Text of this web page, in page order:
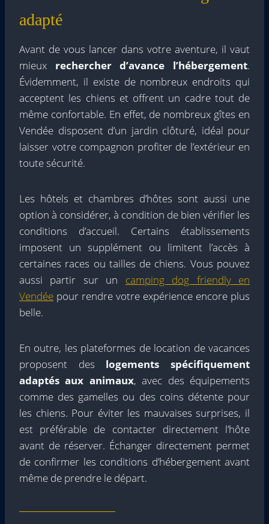
adapté
Avant de vous lancer dans votre aventure, il vaut
mieux rechercher d’avance l’hébergement.
Évidemment, il existe de nombreux endroits qui
acceptent les chiens et offrent un cadre tout de
même confortable. En effet, de nombreux gîtes en
Vendée disposent d’un jardin clôturé, idéal pour
laisser votre compagnon profiter de l’extérieur en
toute sécurité.
Les hôtels et chambres d’hôtes sont aussi une
option à considérer, à condition de bien vérifier les
conditions d’accueil. Certains établissements
imposent un supplément ou limitent l’accès à
certaines races ou tailles de chiens. Vous pouvez
aussi partir sur un camping dog friendly en
Vendée pour rendre votre expérience encore plus
belle.
En outre, les plateformes de location de vacances
proposent des logements spécifiquement
adaptés aux animaux, avec des équipements
comme des gamelles ou des coins détente pour
les chiens. Pour éviter les mauvaises surprises, il
est préférable de contacter directement l’hôte
avant de réserver. Échanger directement permet
de confirmer les conditions d’hébergement avant
même de prendre le départ.